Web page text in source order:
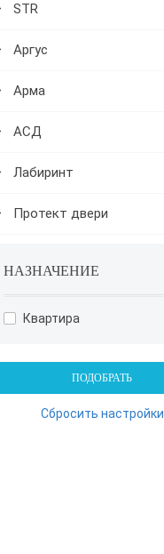
STR
Аргус
Арма
АСД
Лабиринт
Протект двери
НАЗНАЧЕНИЕ
Квартира
ПОДОБРАТЬ
Сбросить настройки